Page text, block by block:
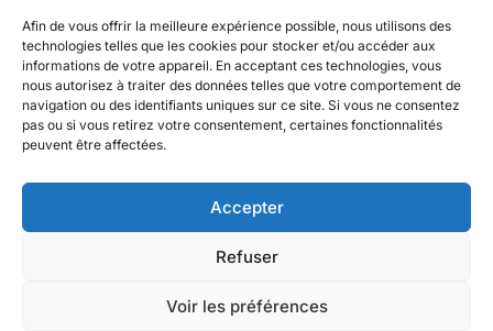
Afin de vous offrir la meilleure expérience possible, nous utilisons des
technologies telles que les cookies pour stocker et/ou accéder aux
informations de votre appareil. En acceptant ces technologies, vous
nous autorisez à traiter des données telles que votre comportement de
navigation ou des identifiants uniques sur ce site. Si vous ne consentez
pas ou si vous retirez votre consentement, certaines fonctionnalités
peuvent être affectées.
Accepter
Refuser
Voir les préférences
Lien
vers
Bluesky
Lien
vers
Facebook
Lien
vers
Linkedin
Lien
vers
Instagram
Lien
vers
EN
Politique de confidentialité